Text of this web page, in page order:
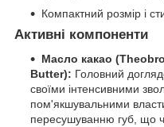
Компактний розмір і
Активні компоненти
Масло какао
Butter): Головний
своїми інтенсивними
пом'якшувальними
пересушуванню губ, що